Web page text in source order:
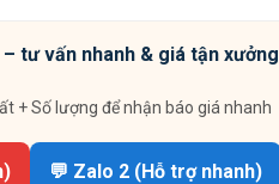
tư vấn nhanh & giá tận xưởng
+ Số lượng để nhận báo giá nhanh
💬 Zalo 2 (Hỗ trợ nhanh)